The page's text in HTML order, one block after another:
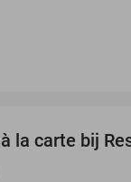
la carte bij